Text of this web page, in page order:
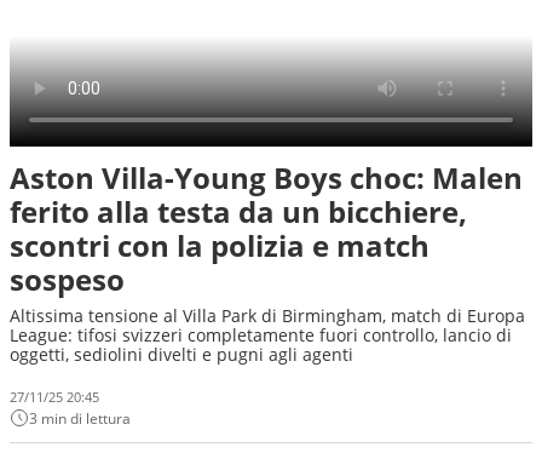
Aston Villa-Young Boys choc: Malen
ferito alla testa da un bicchiere,
scontri con la polizia e match
sospeso
Altissima tensione al Villa Park di Birmingham, match di Europa
League: tifosi svizzeri completamente fuori controllo, lancio di
oggetti, sediolini divelti e pugni agli agenti
27/11/25 20:45
3 min di lettura